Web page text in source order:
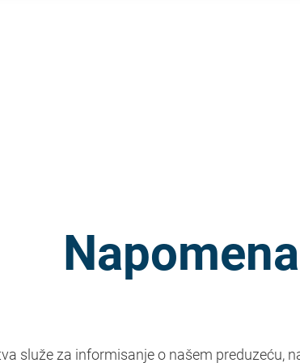
Napomena
služe za informisanje o našem preduzeću,